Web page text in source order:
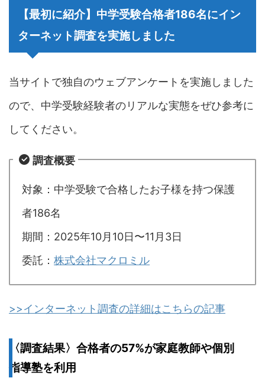
【最初に紹介】中学受験合格者186名にイン
ターネット調査を実施しました
当サイトで独自のウェブアンケートを実施しました
ので、中学受験経験者のリアルな実態をぜひ参考に
してください。
調査概要
対象：中学受験で合格したお子様を持つ保護
者186名
期間：2025年10月10日〜11月3日
委託： 株式会社マクロミル
>>インターネット調査の詳細はこちらの記事
〈調査結果〉合格者の57%が家庭教師や個別
指導塾を利用